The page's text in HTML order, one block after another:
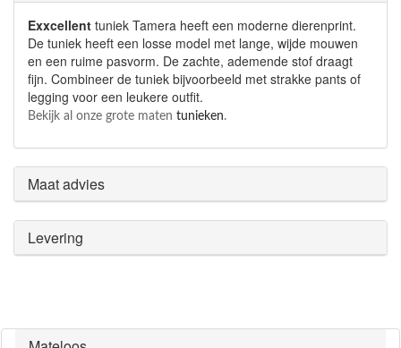
Exxcellent tuniek Tamera heeft een moderne dierenprint.
De tuniek heeft een losse model met lange, wijde mouwen
en een ruime pasvorm. De zachte, ademende stof draagt
fijn. Combineer de tuniek bijvoorbeeld met strakke pants of
legging voor een leukere outfit.
Bekijk al onze grote maten tunieken.
Maat advies
Levering